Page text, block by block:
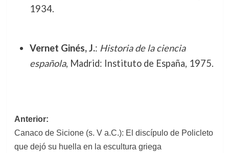
1934.
Vernet Ginés, J.: Historia de la ciencia
española, Madrid: Instituto de España, 1975.
Navegación
de
Anterior:
Canaco de Sicione (s. V a.C.): El discípulo de Policleto
que dejó su huella en la escultura griega